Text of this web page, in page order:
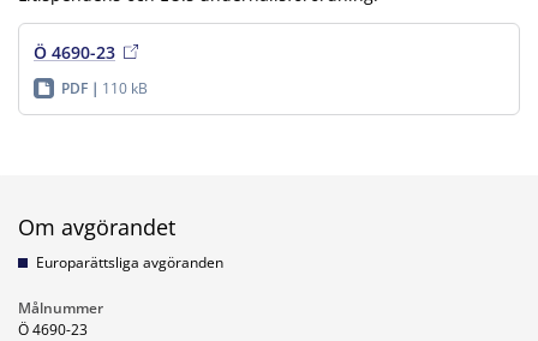
Ö 4690-23
PDF 110 kB
Om avgörandet
Europarättsliga avgöranden
Målnummer
Ö 4690-23